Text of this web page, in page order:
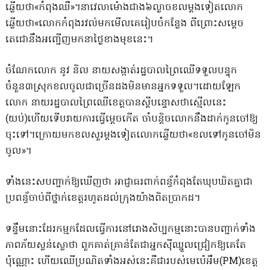
ឆ្លើយថា«កំពុងឈឺ»។​នាវេលាម៉ោងជាង៦ល្ងាច​ខលម្តង​ទៀត​លោក
ឆ្លើយថា«លោកកំពុងរវ​ល់​មកមើលគេរៀបចំកន្លែង ពីព្រោះស​ម្តេច
តេជោនឹងអ​ញ្ជើញម​កនា​ថ្ងៃខាងមុ​ខនេះ។
ចំណែកលោក នូវ និល នាយសង្កាត់រដ្ឋបាល​ព្រៃឈើទទួលបន្ទុក
ចំនួន៣ស្រុកខលចូលជាច្រើន​ដងមិន​មានអ្នកទទួល​។ដោយឡែក
លោក នាយរដ្ឋបាលព្រៃឈើខេត្តបានស្តីបន្ទោសថាស្មើលនេះ​
(យប់)ហើយទើបរាយការធ្វើម្តេចកើត ចាំបន្តិចលោកនឹងដាក់កូនចៅឱ្យ
ចុះទៅ។ក្រោយមកខល​សួរ​ម្តង​ទៀត​លោកឆ្លើយថា«ខលទៅកូន​ចៅមិន
ចូល»​។
ទាំងនេះសបញ្ជាក់ឱ្យឃើញថា អាជ្ញាធរពាក់ពន្ធ័កំពុងតែឃុបឃិតគ្នាជា
ប្រពន្ធ័​ចាប់ពីថ្នាក់ខេត្តរហូត​ដល់ក្រុង​យ៉ាងពិតប្រាកដ។
ទន្ទឹមនោះដែរកម្មកដែលធ្វើការនៅរោងសិប្បកម្មនោះបានបញ្ជាក់ទាំង
ភាពភ័យស្លន់ស្លោថា ពួក​គាត់គ្រាន់​តែជាអ្នក​ស៊ីឈ្នួលជ្រៀកឱ្យគេតែ
ប៉ុណ្ណោះ ហើយឈើប្រណិត​ទាំងអស់នេះ​គឺ​ជារបស់មេ​ប៉េអឹម​(PM)ខេត្ត